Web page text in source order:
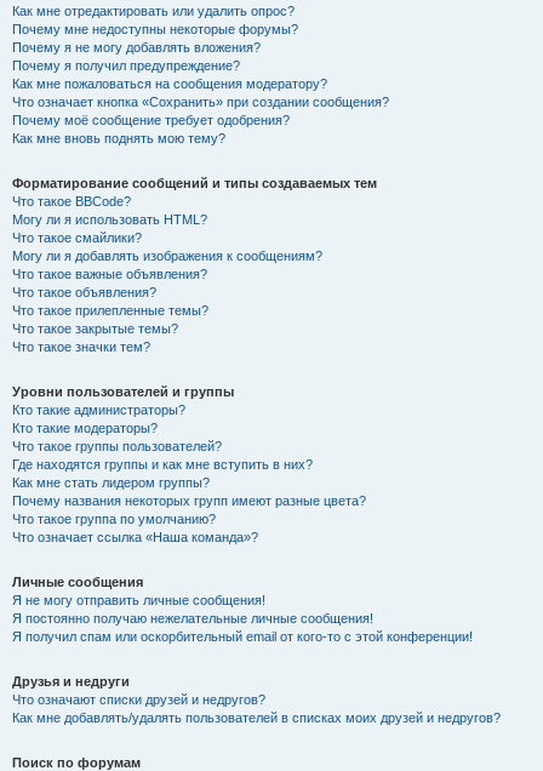
Как мне отредактировать или удалить опрос?
Почему мне недоступны некоторые форумы?
Почему я не могу добавлять вложения?
Почему я получил предупреждение?
Как мне пожаловаться на сообщения модератору?
Что означает кнопка «Сохранить» при создании сообщения?
Почему моё сообщение требует одобрения?
Как мне вновь поднять мою тему?
Форматирование сообщений и типы создаваемых тем
Что такое BBCode?
Могу ли я использовать HTML?
Что такое смайлики?
Могу ли я добавлять изображения к сообщениям?
Что такое важные объявления?
Что такое объявления?
Что такое прилепленные темы?
Что такое закрытые темы?
Что такое значки тем?
Уровни пользователей и группы
Кто такие администраторы?
Кто такие модераторы?
Что такое группы пользователей?
Где находятся группы и как мне вступить в них?
Как мне стать лидером группы?
Почему названия некоторых групп имеют разные цвета?
Что такое группа по умолчанию?
Что означает ссылка «Наша команда»?
Личные сообщения
Я не могу отправить личные сообщения!
Я постоянно получаю нежелательные личные сообщения!
Я получил спам или оскорбительный email от кого-то с этой конференции!
Друзья и недруги
Что означают списки друзей и недругов?
Как мне добавлять/удалять пользователей в списках моих друзей и недругов?
Поиск по форумам